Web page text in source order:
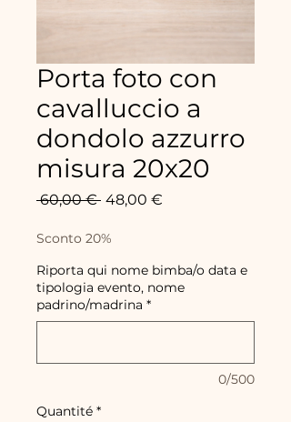
Porta foto con
cavalluccio a
dondolo azzurro
misura 20x20
60,00 € Prix
48,00 €
Sconto 20%
Riporta qui nome bimba/o data e
tipologia evento, nome
padrino/madrina *
0/500
Quantité *